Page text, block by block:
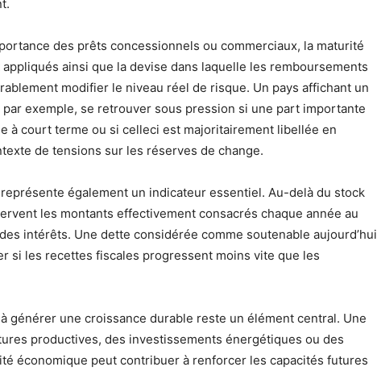
des prêts concessionnels ou commerciaux, la maturité
ainsi que la devise dans laquelle les remboursements
modifier le niveau réel de risque. Un pays affichant un
exemple, se retrouver sous pression si une part importante
à court terme ou si celleci est majoritairement libellée en
de tensions sur les réserves de change.
également un indicateur essentiel. Au-delà du stock
les montants effectivement consacrés chaque année au
intérêts. Une dette considérée comme soutenable aujourd’hui
si les recettes fiscales progressent moins vite que les
générer une croissance durable reste un élément central. Une
productives, des investissements énergétiques ou des
économique peut contribuer à renforcer les capacités futures